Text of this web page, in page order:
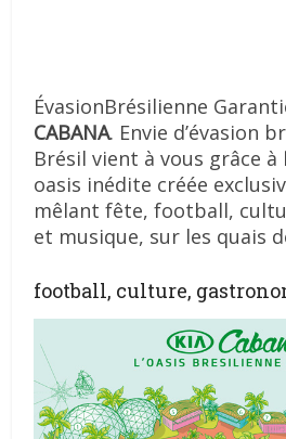
ÉvasionBrésilienne
CABANA. Envie d’évasion
Brésil vient à vous grâce à
oasis inédite créée
mêlant fête, football,
et musique, sur les quais
football, culture,